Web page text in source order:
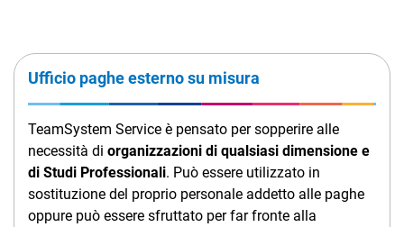
Ufficio paghe esterno su misura
TeamSystem Service è pensato per sopperire alle
necessità di organizzazioni di qualsiasi dimensione e
di Studi Professionali. Può essere utilizzato in
sostituzione del proprio personale addetto alle paghe
oppure può essere sfruttato per far fronte alla